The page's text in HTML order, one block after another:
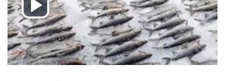
Воспроизвести
видео